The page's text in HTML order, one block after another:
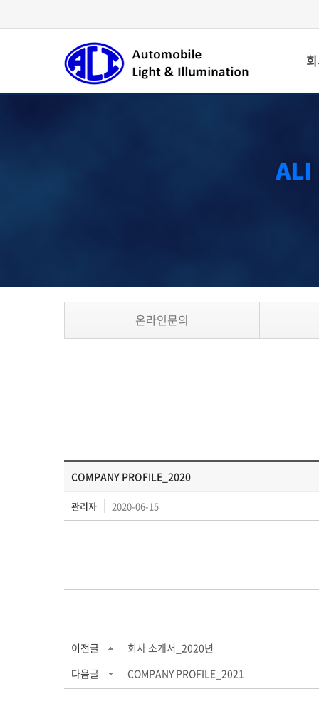
온라인문의
COMPANY PROFILE_2020
관리자 2020-06-15
이전글
회사 소개서_2020년
다음글
COMPANY PROFILE_2021